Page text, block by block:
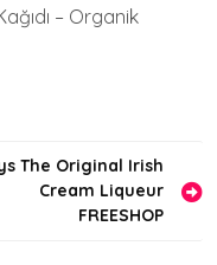
– Organik
The Original Irish
Cream Liqueur
FREESHOP